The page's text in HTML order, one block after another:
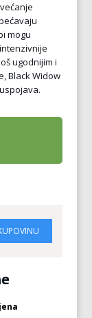
mogu
ugodnijim i
Black Widow